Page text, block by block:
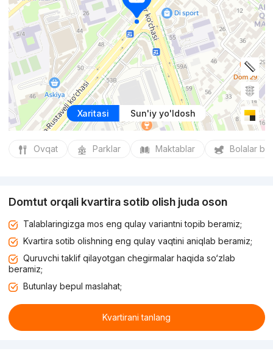
Xaritasi Sun'iy yo'ldosh
Ovqat Parklar Maktablar Bolalar
Domtut orqali kvartira sotib olish juda oson
Talablaringizga mos eng qulay variantni topib beramiz;
Kvartira sotib olishning eng qulay vaqtini aniqlab beramiz;
Quruvchi taklif qilayotgan chegirmalar haqida so‘zlab
beramiz;
Butunlay bepul maslahat;
Kvartirani tanlang